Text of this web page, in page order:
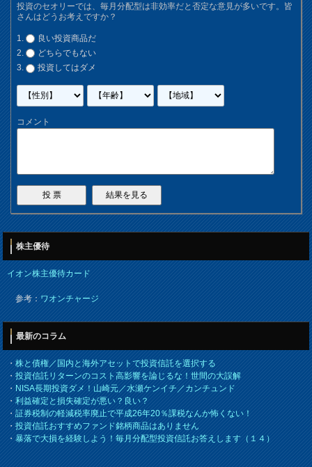
投資のセオリーでは、毎月分配型は非効率だと否定な意見が多いです。皆
さんはどうお考えですか？
良い投資商品だ
どちらでもない
投資してはダメ
コメント
株主優待
イオン株主優待カード
参考：ワオンチャージ
最新のコラム
・株と債権／国内と海外アセットで投資信託を選択する
・投資信託リターンのコスト高影響を論じるな！世間の大誤解
・NISA長期投資ダメ！山崎元／水瀬ケンイチ／カンチュンド
・利益確定と損失確定が悪い？良い？
・証券税制の軽減税率廃止で平成26年20％課税なんか怖くない！
・投資信託おすすめファンド銘柄商品はありません
・暴落で大損を経験しよう！毎月分配型投資信託お答えします（１４）